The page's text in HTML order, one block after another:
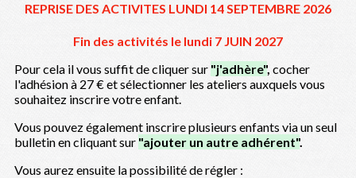
REPRISE DES ACTIVITES LUNDI 14 SEPTEMBRE 2026
Fin des activités le lundi 7 JUIN 2027
Pour cela il vous suffit de cliquer sur "j'adhère", cocher
l'adhésion à 27 € et sélectionner les ateliers auxquels vous
souhaitez inscrire votre enfant.
Vous pouvez également inscrire plusieurs enfants via un seul
bulletin en cliquant sur "ajouter un autre adhérent".
Vous aurez ensuite la possibilité de régler :